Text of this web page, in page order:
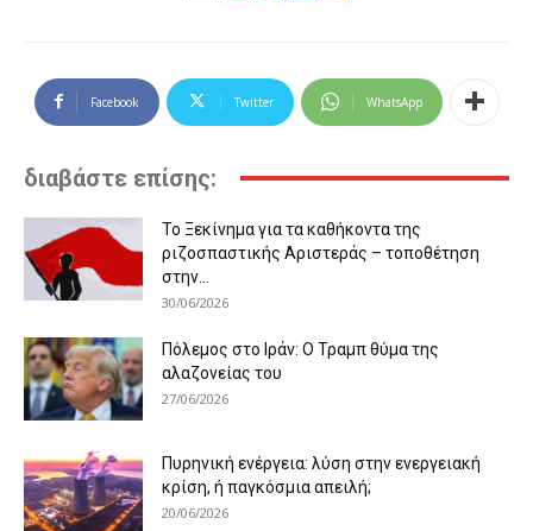
Facebook Twitter WhatsApp
διαβάστε επίσης:
Το Ξεκίνημα για τα καθήκοντα της
ριζοσπαστικής Αριστεράς – τοποθέτηση
στην...
30/06/2026
Πόλεμος στο Ιράν: Ο Τραμπ θύμα της
αλαζονείας του
27/06/2026
Πυρηνική ενέργεια: λύση στην ενεργειακή
κρίση, ή παγκόσμια απειλή;
20/06/2026